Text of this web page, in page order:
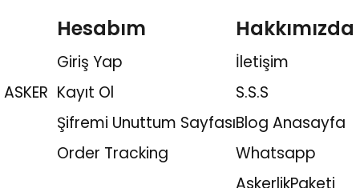
Hesabım
Giriş Yap
Kayıt Ol
Şifremi Unuttum Sayfası
Order Tracking
Hakkımızda
İletişim
S.S.S
Blog Anasayfa
Whatsapp
AskerlikPaketi